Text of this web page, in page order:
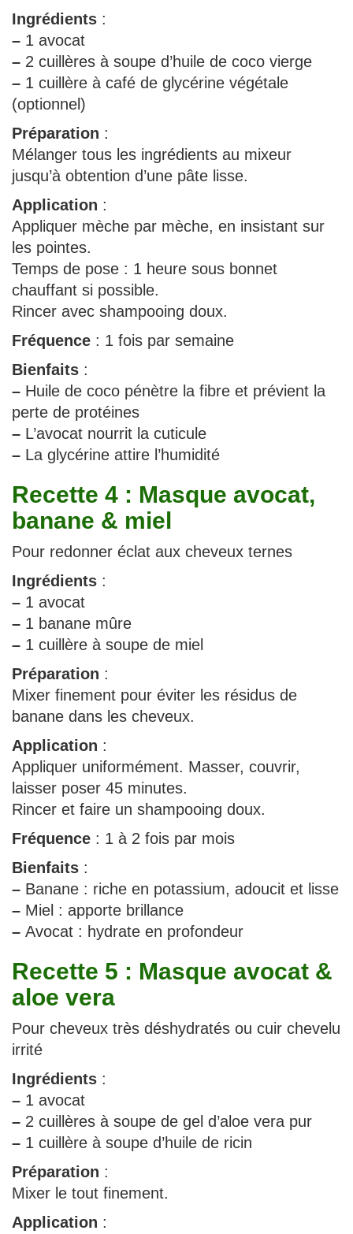
Ingrédients :
– 1 avocat
– 2 cuillères à soupe d’huile de coco vierge
– 1 cuillère à café de glycérine végétale
(optionnel)
Préparation :
Mélanger tous les ingrédients au mixeur
jusqu’à obtention d’une pâte lisse.
Application :
Appliquer mèche par mèche, en insistant sur
les pointes.
Temps de pose : 1 heure sous bonnet
chauffant si possible.
Rincer avec shampooing doux.
Fréquence : 1 fois par semaine
Bienfaits :
– Huile de coco pénètre la fibre et prévient la
perte de protéines
– L’avocat nourrit la cuticule
– La glycérine attire l’humidité
Recette 4 : Masque avocat,
banane & miel
Pour redonner éclat aux cheveux ternes
Ingrédients :
– 1 avocat
– 1 banane mûre
– 1 cuillère à soupe de miel
Préparation :
Mixer finement pour éviter les résidus de
banane dans les cheveux.
Application :
Appliquer uniformément. Masser, couvrir,
laisser poser 45 minutes.
Rincer et faire un shampooing doux.
Fréquence : 1 à 2 fois par mois
Bienfaits :
– Banane : riche en potassium, adoucit et lisse
– Miel : apporte brillance
– Avocat : hydrate en profondeur
Recette 5 : Masque avocat &
aloe vera
Pour cheveux très déshydratés ou cuir chevelu
irrité
Ingrédients :
– 1 avocat
– 2 cuillères à soupe de gel d’aloe vera pur
– 1 cuillère à soupe d’huile de ricin
Préparation :
Mixer le tout finement.
Application :